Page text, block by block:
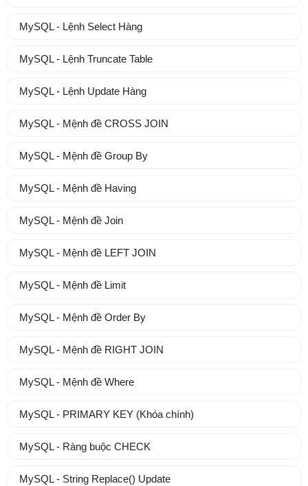
MySQL - Lệnh Select Hàng
MySQL - Lệnh Truncate Table
MySQL - Lệnh Update Hàng
MySQL - Mệnh đề CROSS JOIN
MySQL - Mệnh đề Group By
MySQL - Mệnh đề Having
MySQL - Mệnh đề Join
MySQL - Mệnh đề LEFT JOIN
MySQL - Mệnh đề Limit
MySQL - Mệnh đề Order By
MySQL - Mệnh đề RIGHT JOIN
MySQL - Mệnh đề Where
MySQL - PRIMARY KEY (Khóa chính)
MySQL - Ràng buộc CHECK
MySQL - String Replace() Update